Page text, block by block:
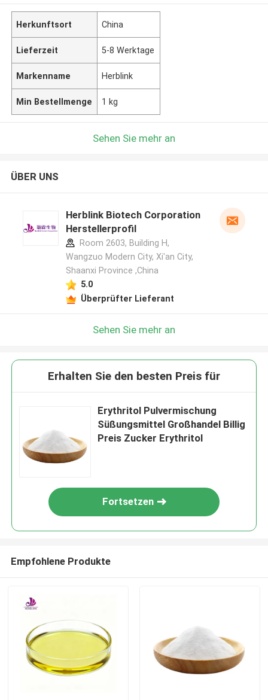
Herkunftsort China
Lieferzeit 5-8 Werktage
Markenname Herblink
Min Bestellmenge 1 kg
Sehen Sie mehr an
ÜBER UNS
Herblink Biotech Corporation
Herstellerprofil
Room 2603, Building H,
Wangzuo Modern City, Xi'an City,
Shaanxi Province ,China
5.0
Überprüfter Lieferant
Sehen Sie mehr an
Erhalten Sie den besten Preis für
Erythritol Pulvermischung
Süßungsmittel Großhandel Billig
Preis Zucker Erythritol
Fortsetzen
Empfohlene Produkte